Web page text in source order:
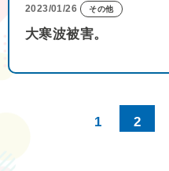
2023/01/26 その他
大寒波被害。
1 2